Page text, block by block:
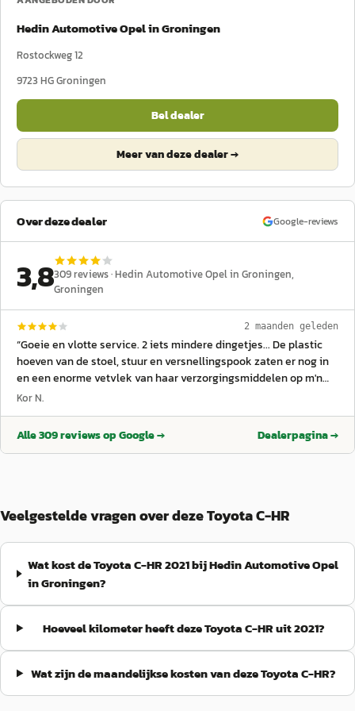
Hedin Automotive Opel in Groningen
Rostockweg 12
9723 HGGroningen
Bel dealer
Meer van deze dealer →
Over deze dealer Google-reviews
3,8309reviews ·Hedin Automotive Opel in Groningen,
Groningen
2 maanden geleden
“Goeie en vlotte service. 2 iets mindere dingetjes... De plastic
hoeven van de stoel, stuur en versnellingspook zaten er nog in
en een enorme vetvlek van haar verzorgingsmiddelen op m'n
voorraam in het zichtveld. Maar dat is ook weer netjes opgelost.
Kor N.
Alle309reviews op Google → Dealerpagina →
Veelgestelde vragen over deze Toyota C-HR
Wat kost de Toyota C-HR 2021 bij Hedin Automotive Opel
in Groningen?
Hoeveel kilometer heeft deze Toyota C-HR uit 2021?
Wat zijn de maandelijkse kosten van deze Toyota C-HR?